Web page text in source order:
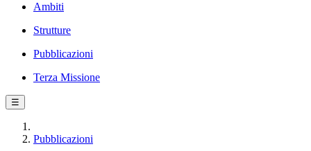
Ambiti
Strutture
Pubblicazioni
Terza Missione
☰
Pubblicazioni